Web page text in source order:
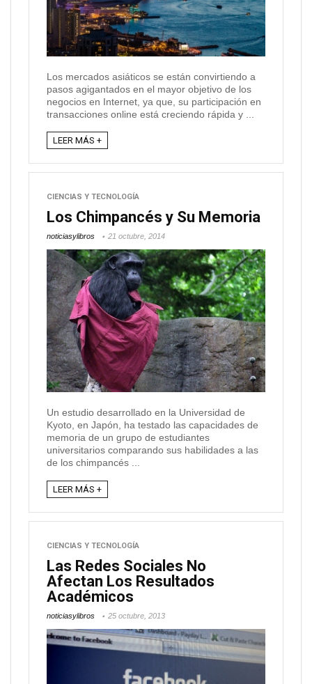
Los mercados asiáticos se están convirtiendo a
pasos agigantados en el mayor objetivo de los
negocios en Internet, ya que, su participación en
transacciones online está creciendo rápida y ...
LEER MÁS +
CIENCIAS Y TECNOLOGÍA
Los Chimpancés y Su Memoria
noticiasylibros 21 octubre, 2014
Un estudio desarrollado en la Universidad de
Kyoto, en Japón, ha testado las capacidades de
memoria de un grupo de estudiantes
universitarios comparando sus habilidades a las
de los chimpancés ...
LEER MÁS +
CIENCIAS Y TECNOLOGÍA
Las Redes Sociales No
Afectan Los Resultados
Académicos
noticiasylibros 25 octubre, 2013